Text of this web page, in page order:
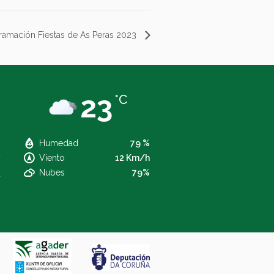
Fiestas de As Peras 2023
23 °C
Humedad
79 %
Viento
12 Km/h
Nubes
79%